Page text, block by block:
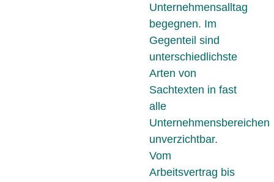
Unternehmensalltag
begegnen. Im
Gegenteil sind
unterschiedlichste
Arten von
Sachtexten in fast
alle
Unternehmensbereichen
unverzichtbar.
Vom
Arbeitsvertrag bis